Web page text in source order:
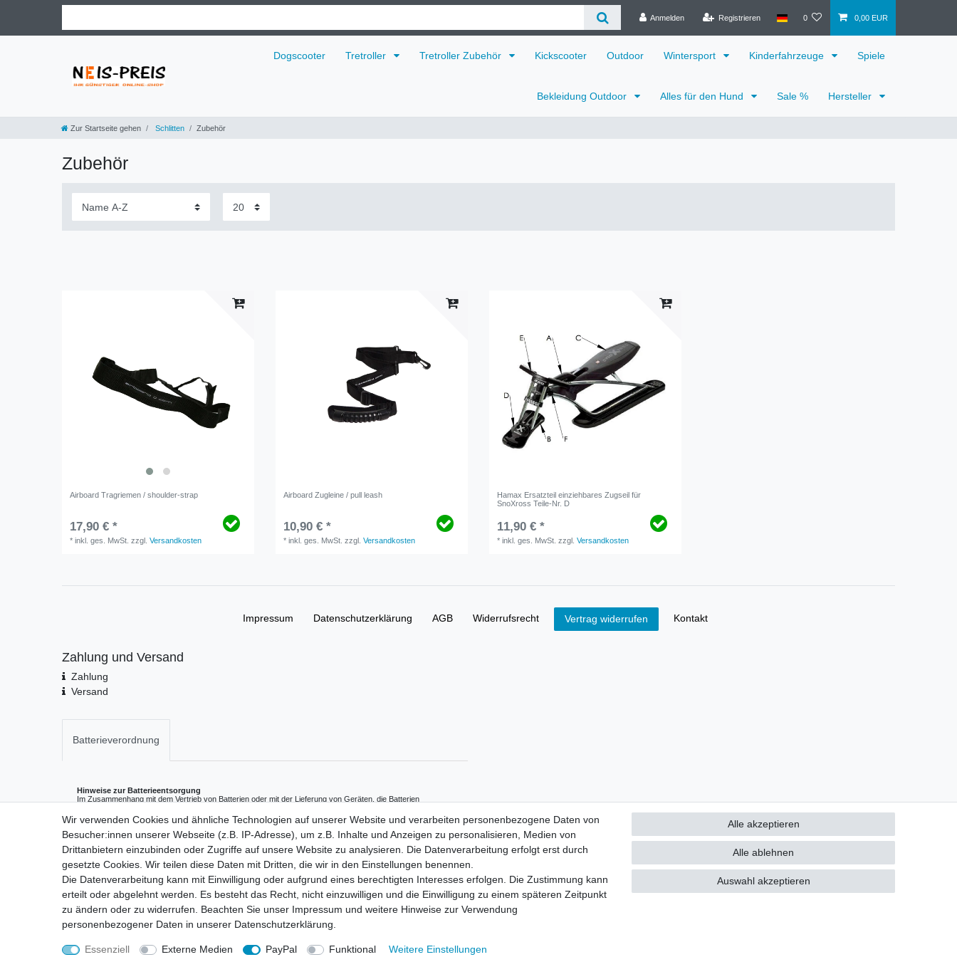
Anmelden Registrieren 0 0,00 EUR
Dogscooter Tretroller Tretroller Zubehör Kickscooter Outdoor Wintersport Kinderfahrzeuge Spiele
Bekleidung Outdoor Alles für den Hund Sale % Hersteller
Zur Startseite gehen Schlitten Zubehör
Zubehör
Airboard Tragriemen / shoulder-strap
17,90 € *
*inkl. ges. MwSt. zzgl.Versandkosten
Airboard Zugleine / pull leash
10,90 € *
*inkl. ges. MwSt. zzgl.Versandkosten
Hamax Ersatzteil einziehbares Zugseil für
SnoXross Teile-Nr. D
11,90 € *
*inkl. ges. MwSt. zzgl.Versandkosten
Impressum Daten­schutz­erklärung AGB Widerrufs­recht Vertrag widerrufen Kontakt
Zahlung und Versand
Zahlung
Versand
Batterieverordnung
Hinweise zur Batterieentsorgung
Im Zusammenhang mit dem Vertrieb von Batterien oder mit der Lieferung von Geräten, die Batterien
Sie sind zur Rückgabe gebrauchter Batterien als Endnutzer gesetzlich verpflichtet. Sie können Altbatterien,
die wir als Neubatterien im Sortiment führen oder geführt haben, unentgeltlich an unserem Versandlager
(Versandadresse) zurückgeben. Die auf den Batterien abgebildeten Symbole haben folgende Bedeutung:
Das Symbol der durchgekreuzten Mülltonne bedeutet, dass die Batterie nicht in den Hausmüll gegeben
werden darf.
Pb = Batterie enthält mehr als 0,004 Masseprozent Blei
Cd = Batterie enthält mehr als 0,002 Masseprozent Cadmium
Hg = Batterie enthält mehr als 0,0005 Masseprozent Quecksilber.
Bitte beachten Sie die vorstehenden Hinweise.
Wir verwenden Cookies und ähnliche Technologien auf unserer Website und verarbeiten personenbezogene Daten von
Besucher:innen unserer Webseite (z.B. IP-Adresse), um z.B. Inhalte und Anzeigen zu personalisieren, Medien von
Drittanbietern einzubinden oder Zugriffe auf unsere Website zu analysieren. Die Datenverarbeitung erfolgt erst durch
gesetzte Cookies. Wir teilen diese Daten mit Dritten, die wir in den Einstellungen benennen.
Die Datenverarbeitung kann mit Einwilligung oder aufgrund eines berechtigten Interesses erfolgen. Die Zustimmung kann
erteilt oder abgelehnt werden. Es besteht das Recht, nicht einzuwilligen und die Einwilligung zu einem späteren Zeitpunkt
zu ändern oder zu widerrufen. Beachten Sie unser Impressum und weitere Hinweise zur Verwendung
personenbezogener Daten in unserer Daten­schutz­erklärung
Essenziell Externe Medien PayPal Funktional Weitere Einstellungen
Alle akzeptieren
Alle ablehnen
Auswahl akzeptieren